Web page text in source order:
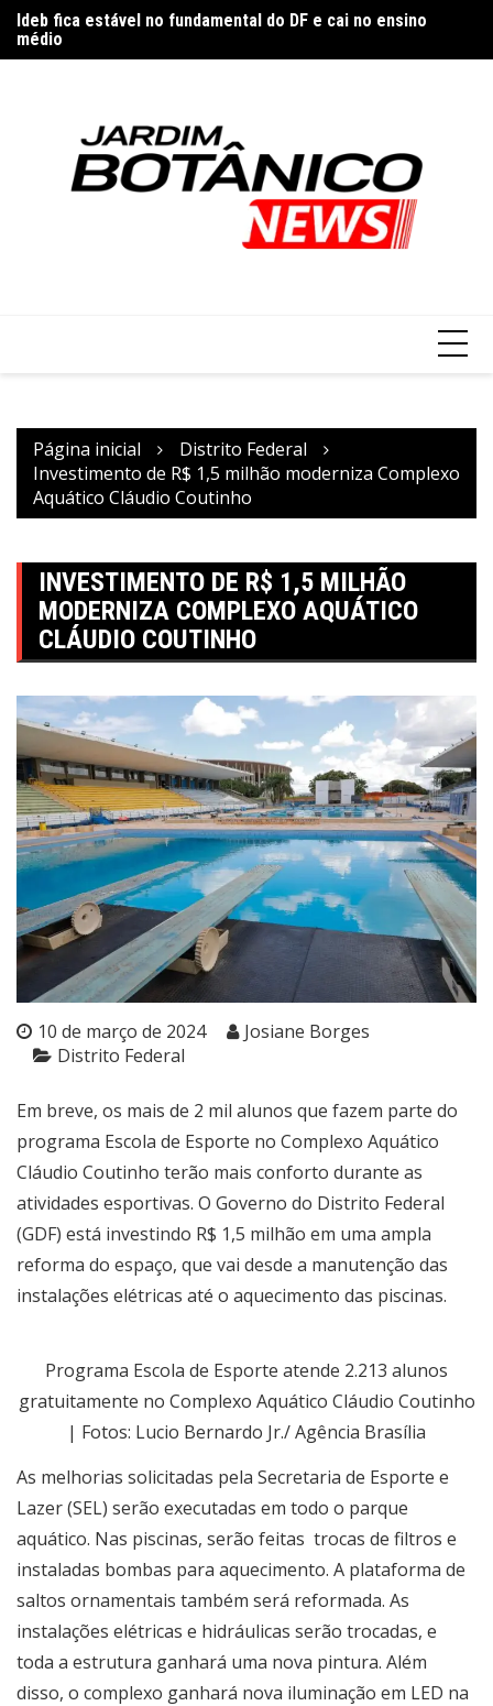
para
o
Ideb fica estável no fundamental do DF e cai no ensino
médio
Página inicial
Distrito Federal
Investimento de R$ 1,5 milhão moderniza Complexo
Aquático Cláudio Coutinho
INVESTIMENTO DE R$ 1,5 MILHÃO
MODERNIZA COMPLEXO AQUÁTICO
CLÁUDIO COUTINHO
10 de março de 2024
Josiane Borges
Distrito Federal
Em breve, os mais de 2 mil alunos que fazem parte do
programa Escola de Esporte no Complexo Aquático
Cláudio Coutinho terão mais conforto durante as
atividades esportivas. O Governo do Distrito Federal
(GDF) está investindo R$ 1,5 milhão em uma ampla
reforma do espaço, que vai desde a manutenção das
instalações elétricas até o aquecimento das piscinas.
Programa Escola de Esporte atende 2.213 alunos
gratuitamente no Complexo Aquático Cláudio Coutinho
| Fotos: Lucio Bernardo Jr./ Agência Brasília
As melhorias solicitadas pela Secretaria de Esporte e
Lazer (SEL) serão executadas em todo o parque
aquático. Nas piscinas, serão feitas trocas de filtros e
instaladas bombas para aquecimento. A plataforma de
saltos ornamentais também será reformada. As
instalações elétricas e hidráulicas serão trocadas, e
toda a estrutura ganhará uma nova pintura. Além
disso, o complexo ganhará nova iluminação em LED na